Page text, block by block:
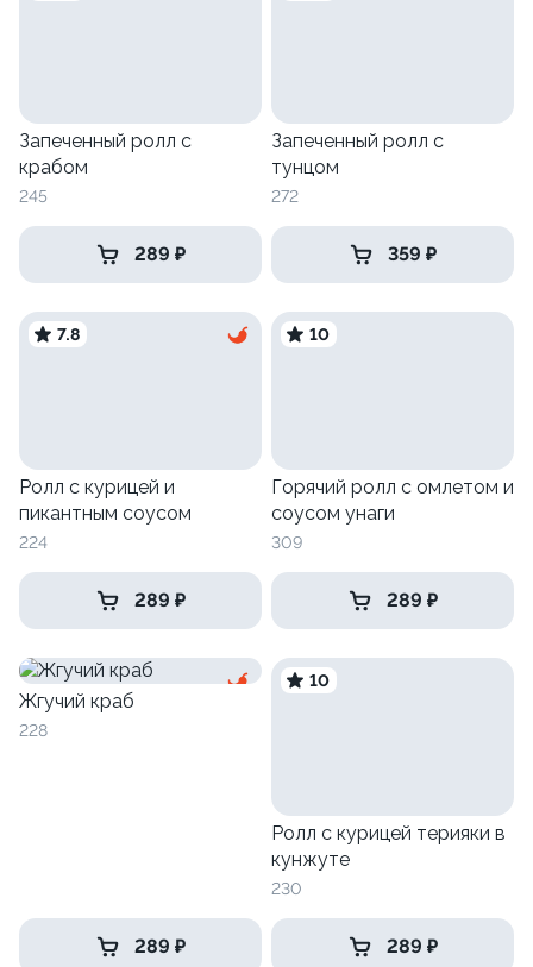
Запеченный ролл с
крабом
245
289 ₽
Запеченный ролл с
тунцом
272
359 ₽
7.8
Ролл с курицей и
пикантным соусом
224
289 ₽
10
Горячий ролл с омлетом и
соусом унаги
309
289 ₽
Жгучий краб
228
289 ₽
10
Ролл с курицей терияки в
кунжуте
230
289 ₽